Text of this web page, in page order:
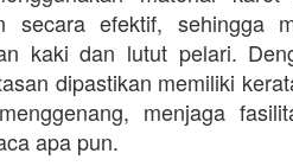
secara efektif, sehingga
kaki dan lutut pelari.
dipastikan memiliki
menjaga
apa pun.